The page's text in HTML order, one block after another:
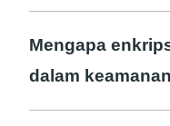
Tidak.
tanggung jawab
Setiap orang
Mengapa
dalam
Enkripsi